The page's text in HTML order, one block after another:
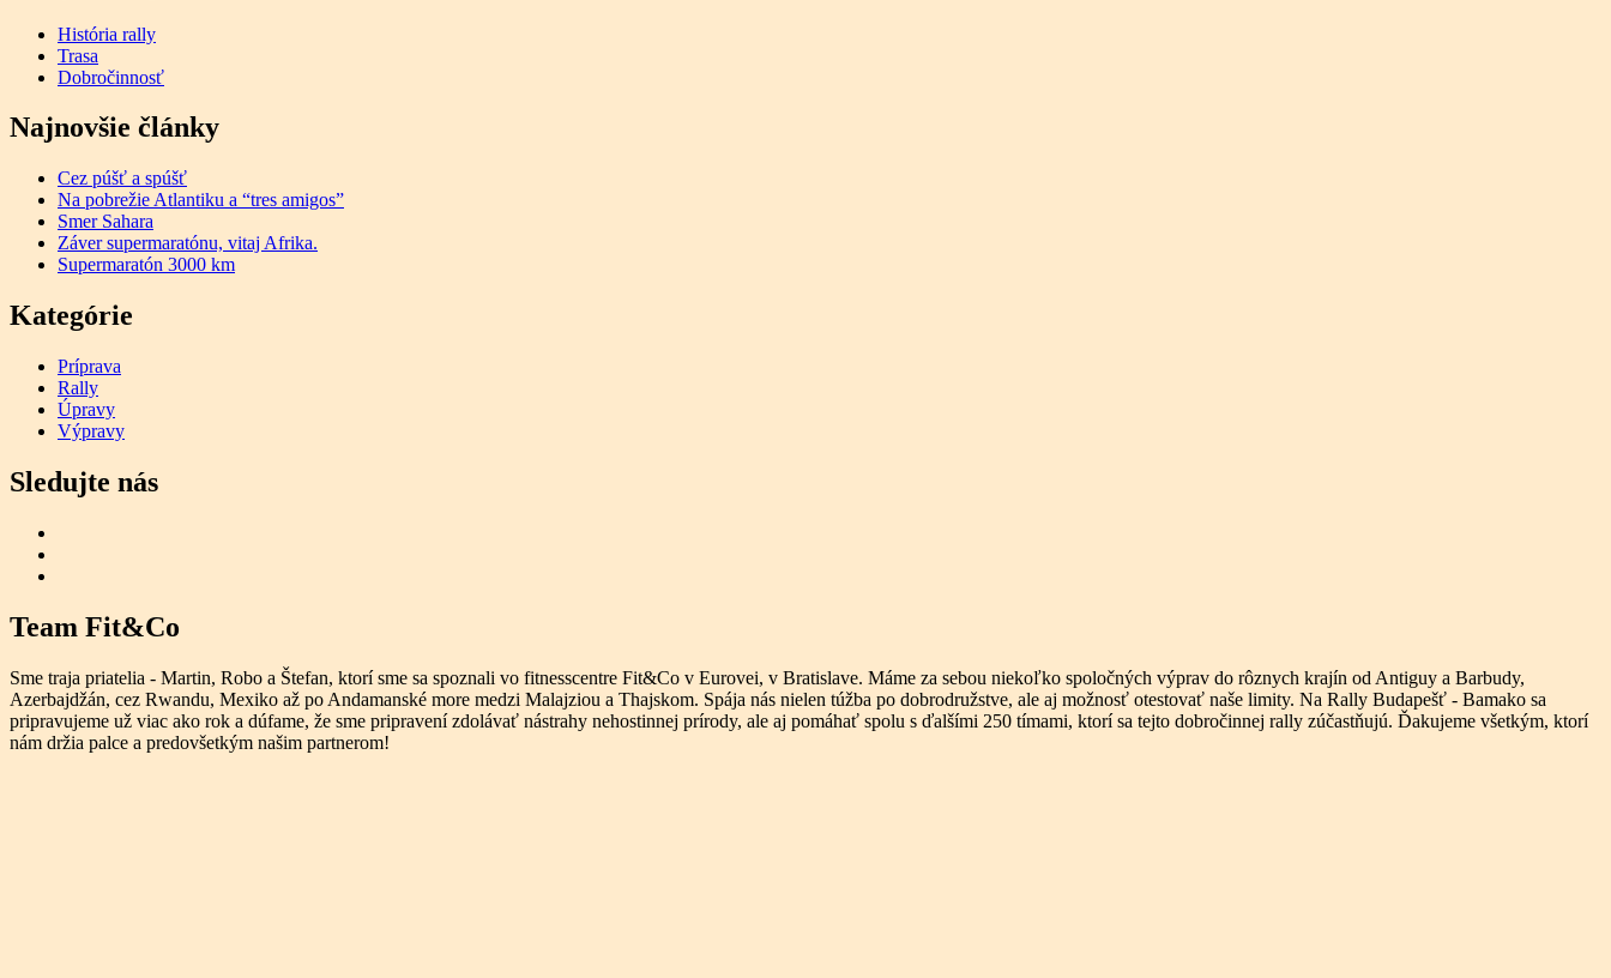
História rally
Trasa
Dobročinnosť
Najnovšie články
Cez púšť a spúšť
Na pobrežie Atlantiku a “tres amigos”
Smer Sahara
Záver supermaratónu, vitaj Afrika.
Supermaratón 3000 km
Kategórie
Príprava
Rally
Úpravy
Výpravy
Sledujte nás
Team Fit&Co
Sme traja priatelia - Martin, Robo a Štefan, ktorí sme sa spoznali vo fitnesscentre Fit&Co v Eurovei, v Bratislave. Máme za sebou niekoľko spoločných výprav do rôznych krajín od Antiguy a Barbudy,
Azerbajdžán, cez Rwandu, Mexiko až po Andamanské more medzi Malajziou a Thajskom. Spája nás nielen túžba po dobrodružstve, ale aj možnosť otestovať naše limity. Na Rally Budapešť - Bamako sa
pripravujeme už viac ako rok a dúfame, že sme pripravení zdolávať nástrahy nehostinnej prírody, ale aj pomáhať spolu s ďalšími 250 tímami, ktorí sa tejto dobročinnej rally zúčastňujú. Ďakujeme všetkým, ktorí
nám držia palce a predovšetkým našim partnerom!